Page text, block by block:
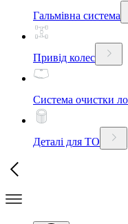
Гальмівна система
Привід колес
Система очистки
Деталі для ТО